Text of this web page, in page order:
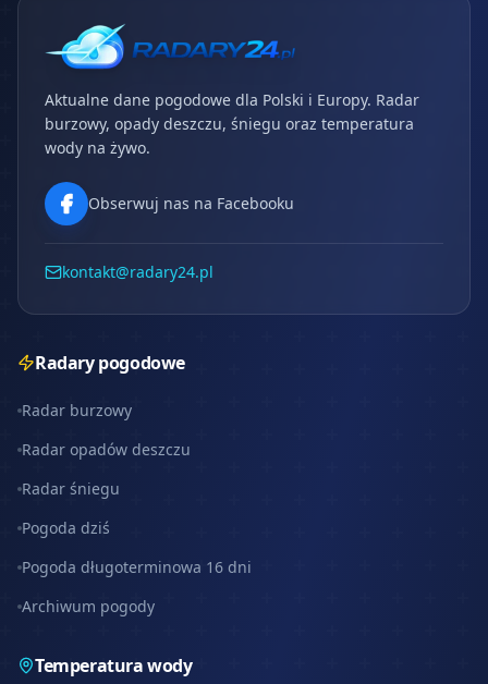
Aktualne dane pogodowe dla Polski i Europy. Radar
burzowy, opady deszczu, śniegu oraz temperatura
wody na żywo.
Obserwuj nas na Facebooku
kontakt@radary24.pl
Radary pogodowe
Radar burzowy
Radar opadów deszczu
Radar śniegu
Pogoda dziś
Pogoda długoterminowa 16 dni
Archiwum pogody
Temperatura wody